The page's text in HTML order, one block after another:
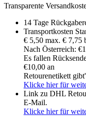
Transparente
14 Tage
Transportkosten
€ 5,50 max. € 7,75
Nach Österreich:
Es fallen
€10,00 an
Retourenetikett
Klicke hier für
Link zu DHL
E-Mail.
Klicke hier für